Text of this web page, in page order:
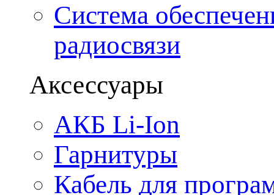
Система
радиосвязи
Аксессуары
АКБ Li-Ion
Гарнитуры
Кабель для